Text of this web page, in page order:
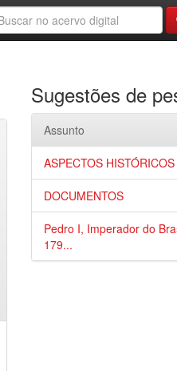
Sugestões de
Assunto
ASPECTOS HISTÓRICOS
DOCUMENTOS
Pedro I, Imperador do
179...